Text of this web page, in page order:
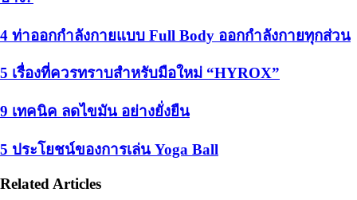
4 ท่าออกกำลังกายแบบ Full Body ออกกำลังกายทุกส่วน
5 เรื่องที่ควรทราบสำหรับมือใหม่ “HYROX”
9 เทคนิค ลดไขมัน อย่างยั่งยืน
5 ประโยชน์ของการเล่น Yoga Ball
Related Articles